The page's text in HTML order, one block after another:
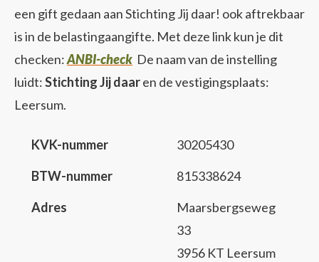
een gift gedaan aan Stichting Jij daar! ook aftrekbaar
is in de belastingaangifte. Met deze link kun je dit
checken:ANBI-check De naam van de instelling
luidt:Stichting Jij daaren de vestigingsplaats:
Leersum.
KVK-nummer
30205430
BTW-nummer
815338624
Adres
Maarsbergseweg
33
3956 KT Leersum